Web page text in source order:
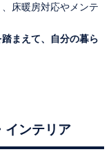
床暖房対応やメンテ
まえて、自分の暮ら
インテリア